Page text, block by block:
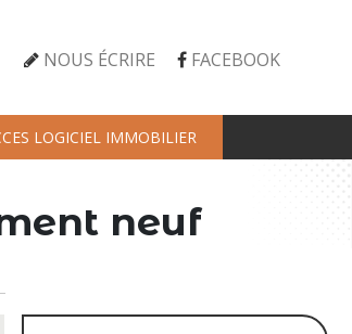
NOUS ÉCRIRE FACEBOOK
LOGICIEL IMMOBILIER
neuf